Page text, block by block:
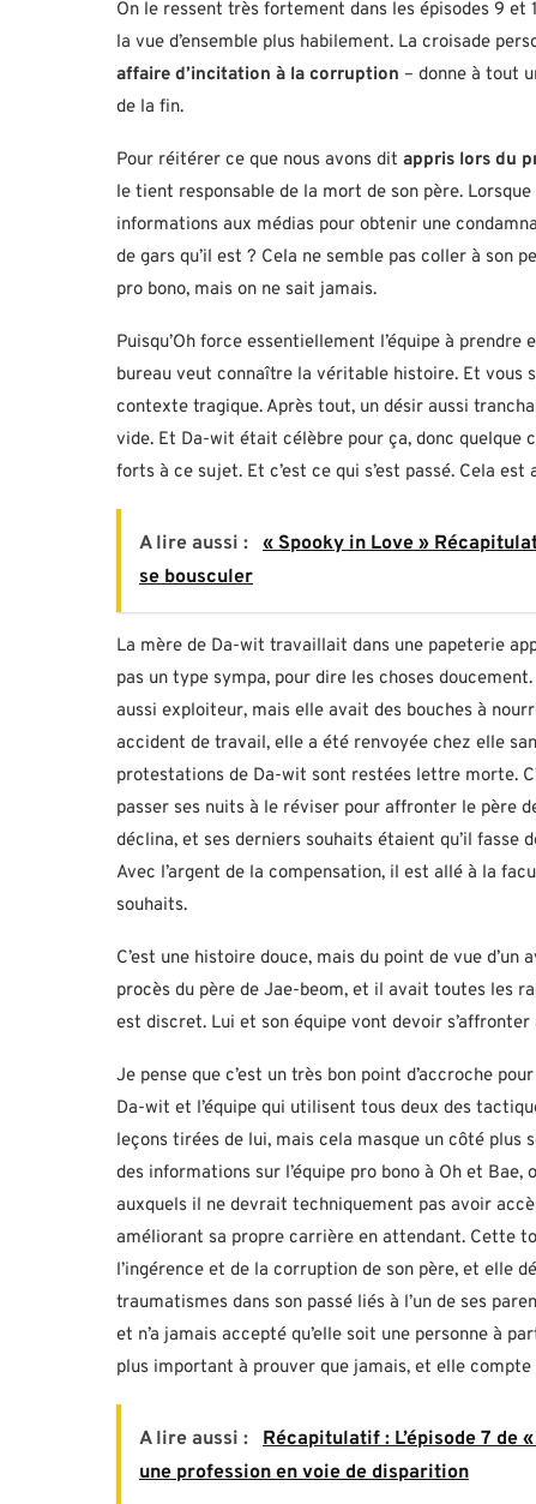
On le ressent très fortement dans les épisodes 9 et
la vue d’ensemble plus habilement. La croisade
affaire d’incitation à la corruption – donne à tout
de la fin.
Pour réitérer ce que nous avons dit appris lors du
le tient responsable de la mort de son père.
informations aux médias pour obtenir une
de gars qu’il est ? Cela ne semble pas coller à son
pro bono, mais on ne sait jamais.
Puisqu’Oh force essentiellement l’équipe à
bureau veut connaître la véritable histoire. Et vous
contexte tragique. Après tout, un désir aussi
vide. Et Da-wit était célèbre pour ça, donc quelque
forts à ce sujet. Et c’est ce qui s’est passé. Cela est
A lire aussi : « Spooky in Love »
se bousculer
La mère de Da-wit travaillait dans une papeterie
pas un type sympa, pour dire les choses
aussi exploiteur, mais elle avait des bouches à
accident de travail, elle a été renvoyée chez elle
protestations de Da-wit sont restées lettre morte.
passer ses nuits à le réviser pour affronter le père
déclina, et ses derniers souhaits étaient qu’il fasse
Avec l’argent de la compensation, il est allé à la
souhaits.
C’est une histoire douce, mais du point de vue d’un
procès du père de Jae-beom, et il avait toutes les
est discret. Lui et son équipe vont devoir s’affronter
Je pense que c’est un très bon point d’accroche pour
Da-wit et l’équipe qui utilisent tous deux des
leçons tirées de lui, mais cela masque un côté plus
des informations sur l’équipe pro bono à Oh et
auxquels il ne devrait techniquement pas avoir
améliorant sa propre carrière en attendant. Cette
l’ingérence et de la corruption de son père, et elle
traumatismes dans son passé liés à l’un de ses
et n’a jamais accepté qu’elle soit une personne à
plus important à prouver que jamais, et elle
A lire aussi : Récapitulatif : L’épisode 7 de
une profession en voie de disparition